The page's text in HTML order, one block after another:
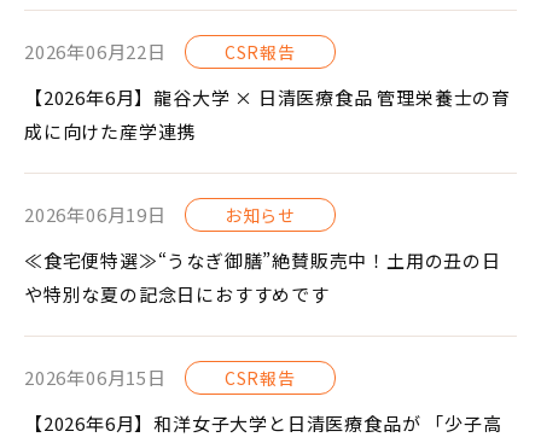
2026年06月22日 CSR報告
【2026年6月】龍谷大学 × 日清医療食品 管理栄養士の育
成に向けた産学連携
2026年06月19日 お知らせ
≪食宅便特選≫“うなぎ御膳”絶賛販売中！土用の丑の日
や特別な夏の記念日におすすめです
2026年06月15日 CSR報告
【2026年6月】和洋女子大学と日清医療食品が 「少子高